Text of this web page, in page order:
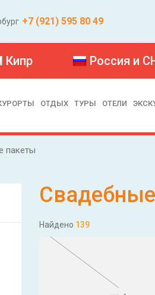
+7 (921) 595 80 49
Кипр Россия и
ОТДЫХ ТУРЫ ОТЕЛИ
пакеты
Найдено 139